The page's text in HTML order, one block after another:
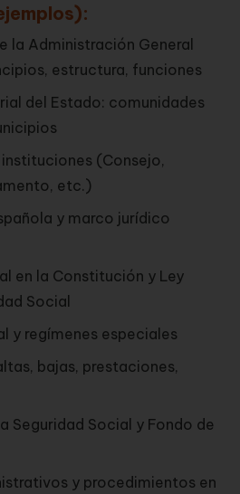
la Administración General
estructura, funciones
del Estado: comunidades
instituciones (Consejo,
etc.)
y marco jurídico
en la Constitución y Ley
Social
y regímenes especiales
bajas, prestaciones,
Seguridad Social y Fondo de
y procedimientos en